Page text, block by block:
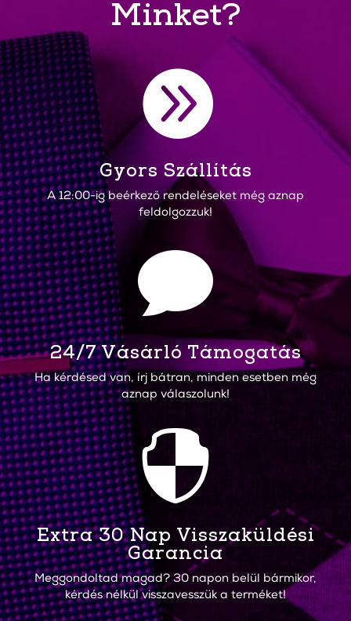
Minket?

Gyors Szállítás
A 12:00-ig beérkező rendeléseket még aznap
feldolgozzuk!

24/7 Vásárló Támogatás
Ha kérdésed van, írj bátran, minden esetben még
aznap válaszolunk!

Extra 30 Nap Visszaküldési
Garancia
Meggondoltad magad? 30 napon belül bármikor,
kérdés nélkül visszavesszük a terméket!